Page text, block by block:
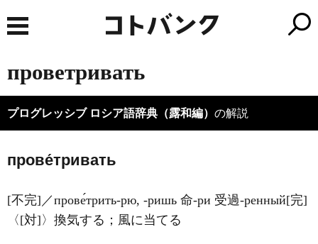
проветривать
プログレッシブ ロシア語辞典（露和編） の解説
прове́тривать
[不完]／прове́трить-рю, -ришь 命-ри 受過-ренный[完]
〈[対]〉換気する；風に当てる